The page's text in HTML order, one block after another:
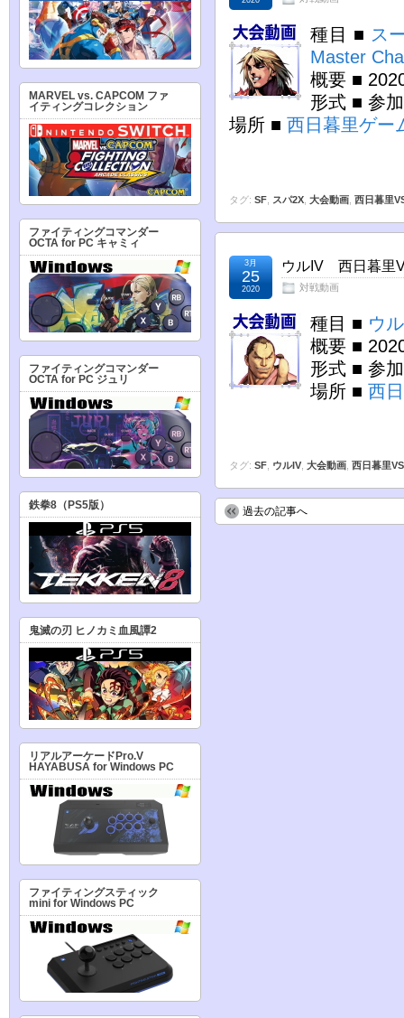
種目 ■ ス
Master
概要 ■
形式 ■ 参
場所 ■ 西日暮里ゲー
タグ: SF スパ2X 大会動画 西日暮里
ウルIV 西日暮里
対戦動画
3月
25
2020
種目 ■ ウ
概要 ■
形式 ■ 参
場所 ■ 西
タグ: SF ウルIV 大会動画 西日暮里VS
過去の記事へ
MARVEL vs. CAPCOM ファ
イティングコレクション
ファイティングコマンダー
OCTA for PC キャミィ
ファイティングコマンダー
OCTA for PC ジュリ
鉄拳8（PS5版）
鬼滅の刃 ヒノカミ血風譚2
リアルアーケードPro.V
HAYABUSA for Windows PC
ファイティングスティック
mini for Windows PC